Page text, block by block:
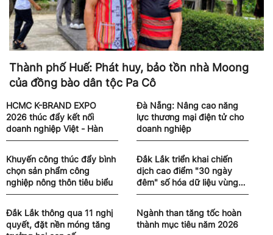
Thành phố Huế: Phát huy, bảo tồn nhà Moong
của đồng bào dân tộc Pa Cô
HCMC K-BRAND EXPO
2026 thúc đẩy kết nối
doanh nghiệp Việt - Hàn
Đà Nẵng: Nâng cao năng
lực thương mại điện tử cho
doanh nghiệp
Khuyến công thúc đẩy bình
chọn sản phẩm công
nghiệp nông thôn tiêu biểu
Đắk Lắk triển khai chiến
dịch cao điểm "30 ngày
đêm" số hóa dữ liệu vùng
trồng sầu riêng
Đắk Lắk thông qua 11 nghị
quyết, đặt nền móng tăng
Ngành than tăng tốc hoàn
thành mục tiêu năm 2026